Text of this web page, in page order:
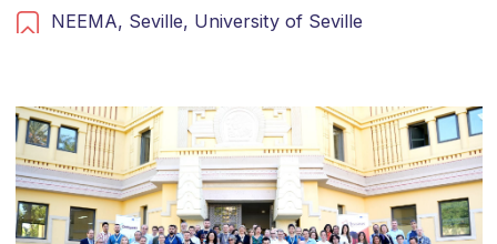
NEEMA, Seville, University of Seville